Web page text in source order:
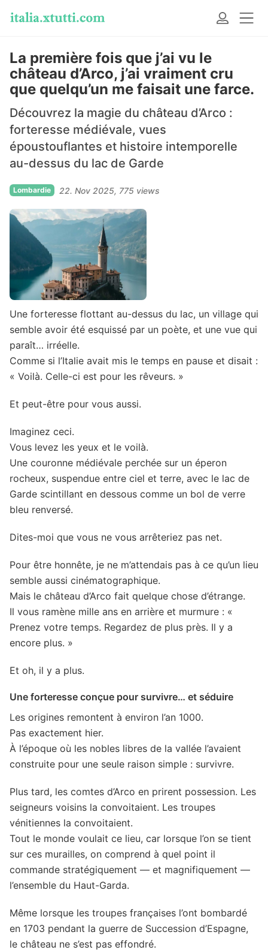
La première fois que j’ai vu le
château d’Arco, j’ai vraiment cru
que quelqu’un me faisait une farce.
Découvrez la magie du château d’Arco :
forteresse médiévale, vues
époustouflantes et histoire intemporelle
au-dessus du lac de Garde
Lombardie 22. Nov 2025 775 views
Une forteresse flottant au-dessus du lac, un village qui
semble avoir été esquissé par un poète, et une vue qui
paraît… irréelle.
Comme si l’Italie avait mis le temps en pause et disait :
« Voilà. Celle-ci est pour les rêveurs. »
Et peut-être pour vous aussi.
Imaginez ceci.
Vous levez les yeux et le voilà.
Une couronne médiévale perchée sur un éperon
rocheux, suspendue entre ciel et terre, avec le lac de
Garde scintillant en dessous comme un bol de verre
bleu renversé.
Dites-moi que vous ne vous arrêteriez pas net.
Pour être honnête, je ne m’attendais pas à ce qu’un lieu
semble aussi cinématographique.
Mais le château d’Arco fait quelque chose d’étrange.
Il vous ramène mille ans en arrière et murmure : «
Prenez votre temps. Regardez de plus près. Il y a
encore plus. »
Et oh, il y a plus.
Une forteresse conçue pour survivre… et séduire
Les origines remontent à environ l’an 1000.
Pas exactement hier.
À l’époque où les nobles libres de la vallée l’avaient
construite pour une seule raison simple : survivre.
Plus tard, les comtes d’Arco en prirent possession. Les
seigneurs voisins la convoitaient. Les troupes
vénitiennes la convoitaient.
Tout le monde voulait ce lieu, car lorsque l’on se tient
sur ces murailles, on comprend à quel point il
commande stratégiquement — et magnifiquement —
l’ensemble du Haut-Garda.
Même lorsque les troupes françaises l’ont bombardé
en 1703 pendant la guerre de Succession d’Espagne,
le château ne s’est pas effondré.